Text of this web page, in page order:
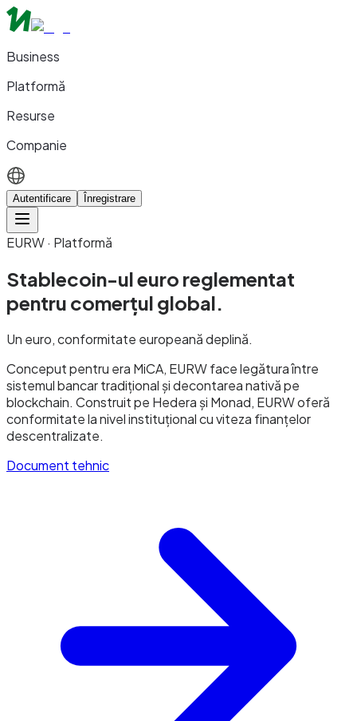
Business
Platformă
Resurse
Companie
Autentificare Înregistrare
EURW · Platformă
Stablecoin-ul euro reglementat
pentru comerțul global.
Un euro, conformitate europeană deplină.
Conceput pentru era MiCA, EURW face legătura între
sistemul bancar tradițional și decontarea nativă pe
blockchain. Construit pe Hedera și Monad, EURW oferă
conformitate la nivel instituțional cu viteza finanțelor
descentralizate.
Document tehnic